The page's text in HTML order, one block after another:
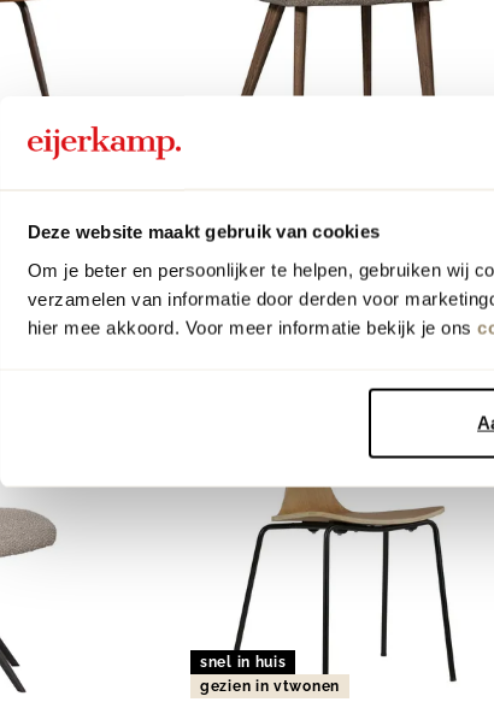
Deze website maakt gebruik van cookies
Om je beter en persoonlijker te helpen, gebruiken wij
verzamelen van informatie door derden voor
hier mee akkoord. Voor meer informatie bekijk je ons
meer kleuren
snel in huis
gezien in vtwonen